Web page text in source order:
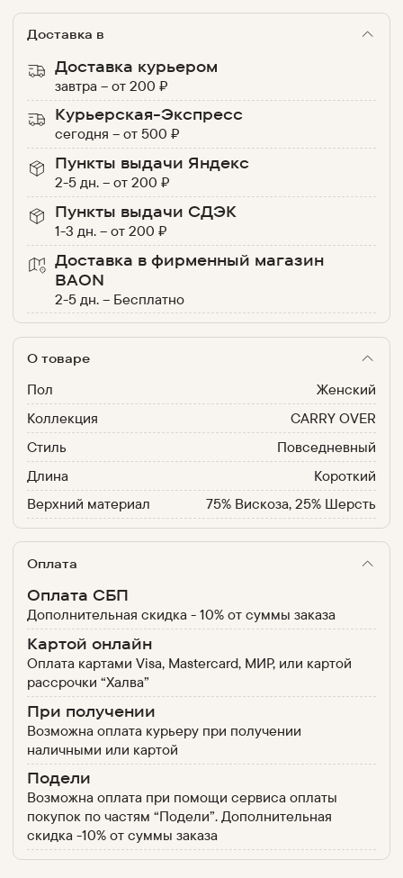
Доставка в
Доставка курьером
завтра –от200 ₽
Курьерская-Экспресс
сегодня –от500 ₽
Пункты выдачи Яндекс
2-5 дн. –от200 ₽
Пункты выдачи СДЭК
1-3 дн. –от200 ₽
Доставка в фирменный магазин
BAON
2-5 дн. – Бесплатно
О товаре
Пол
Женский
Коллекция
CARRY OVER
Стиль
Повседневный
Длина
Короткий
Верхний материал
75% Вискоза, 25% Шерсть
Оплата
Оплата СБП
Дополнительная скидка - 10% от суммы заказа
Картой онлайн
Оплата картами Visa, Mastercard, МИР, или картой
рассрочки “Халва”
При получении
Возможна оплата курьеру при получении
наличными или картой
Подели
Возможна оплата при помощи сервиса оплаты
покупок по частям “Подели”. Дополнительная
скидка -10% от суммы заказа